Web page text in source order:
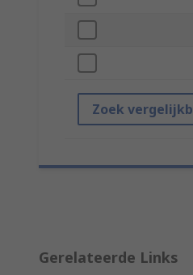
Zoek
Gerelateerde Links